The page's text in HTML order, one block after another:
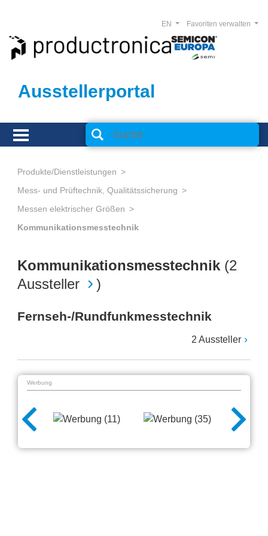
Ausstellerportal
Favoriten verwalten
EN
Produkte/Dienstleistungen
Mess- und Prüftechnik, Qualitätssicherung
Messen elektrischer Größen
Kommunikationsmesstechnik
Kommunikationsmesstechnik (2
Aussteller
)
Fernseh-/Rundfunkmesstechnik
2 Aussteller
Werbung